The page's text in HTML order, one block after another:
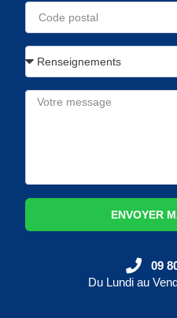
ENVOYER
09
Du Lundi au